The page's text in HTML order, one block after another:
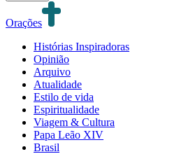
Orações
Histórias Inspiradoras
Opinião
Arquivo
Atualidade
Estilo de vida
Espiritualidade
Viagem & Cultura
Papa Leão XIV
Brasil